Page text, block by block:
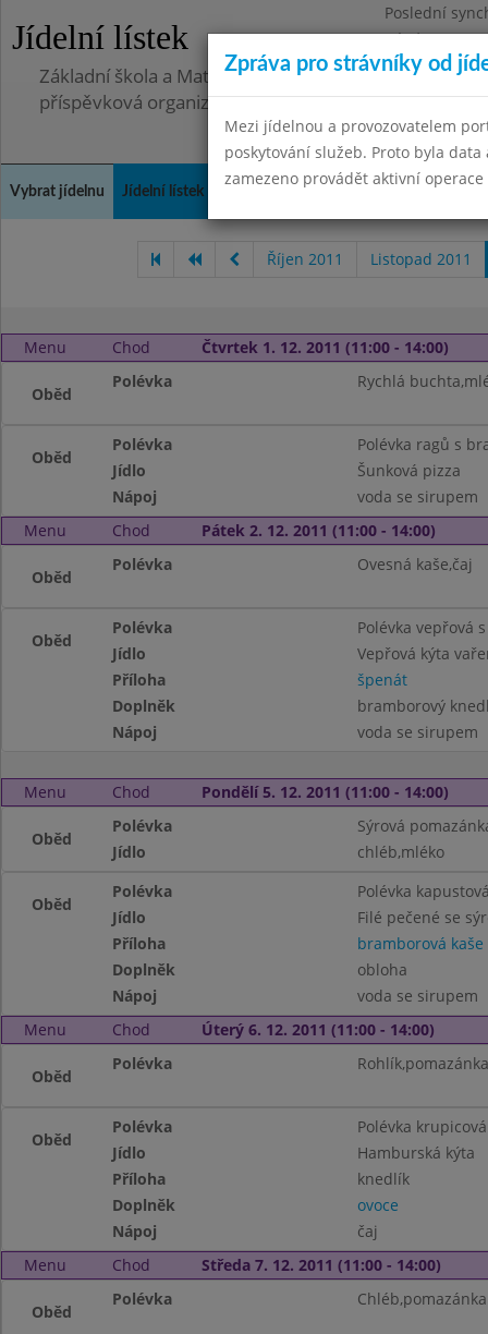
Jídelní lístek
Poslední
Pátek
Základní škola a Mateřská škola, Deblín, okres Brno-
příspěvková organizace
Vybrat jídelnu Jídelní lístek Kontakty a informace
Říjen 2011 Listopad 2011
Menu Chod Čtvrtek 1. 12. 2011 (11:00 - 14:00)
Oběd
Polévka Rychlá
Oběd
Polévka
Polévka ragů s
Jídlo
Šunková pizza
Nápoj
voda se sirupem
Menu
Chod Pátek 2. 12. 2011 (11:00 - 14:00)
Oběd
Polévka Ovesná kaše,čaj
Oběd
Polévka
Polévka vepřová
Jídlo
Vepřová kýta
Příloha
špenát
Doplněk
bramborový
Nápoj
voda se sirupem
Menu Chod Pondělí 5. 12. 2011 (11:00 - 14:00)
Oběd
Polévka
Sýrová
Jídlo
chléb,mléko
Oběd
Polévka
Polévka
Jídlo
Filé pečené se
Příloha
bramborová kaše
Doplněk
obloha
Nápoj
voda se sirupem
Menu
Chod Úterý 6. 12. 2011 (11:00 - 14:00)
Oběd
Polévka
Oběd
Polévka
Polévka
Jídlo
Hamburská kýta
Příloha
knedlík
Doplněk
ovoce
Nápoj
čaj
Menu
Chod Středa 7. 12. 2011 (11:00 - 14:00)
Oběd
Polévka
Zpráva pro strávníky od
Mezi jídelnou a provozovatelem
poskytování služeb. Proto byla
zamezeno provádět aktivní